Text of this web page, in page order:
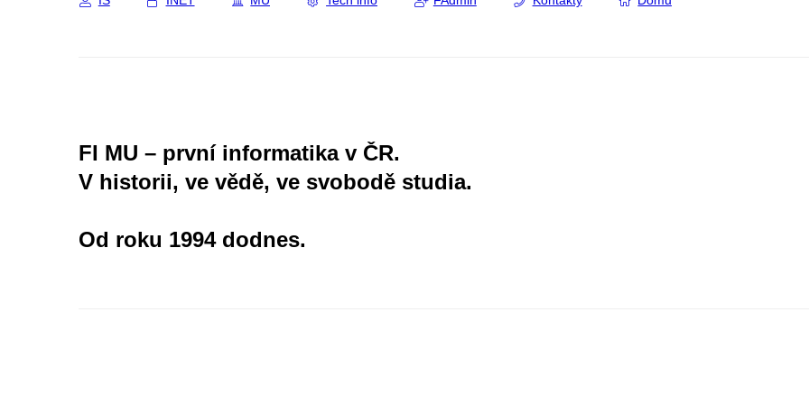
FI MU – první informatika v ČR.
V historii, ve vědě, ve svobodě studia.
Od roku 1994 dodnes.